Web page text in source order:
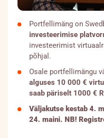
Isikuandmete töötlemise
Küpsiste kasutamise
Portfellimäng on
investeerimise
investeerimist
põhjal.
Osale portfellimängu
alguses 10 000 €
saab päriselt 1000 €
Väljakutse kestab 4.
24. maini. NB!